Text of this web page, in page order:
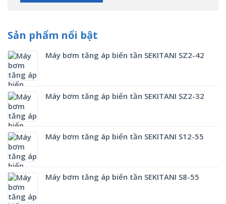
Sản phẩm nổi bật
Máy bơm tăng áp biến tần SEKITANI SZ2-42
Máy bơm tăng áp biến tần SEKITANI SZ2-32
Máy bơm tăng áp biến tần SEKITANI S12-55
Máy bơm tăng áp biến tần SEKITANI S8-55